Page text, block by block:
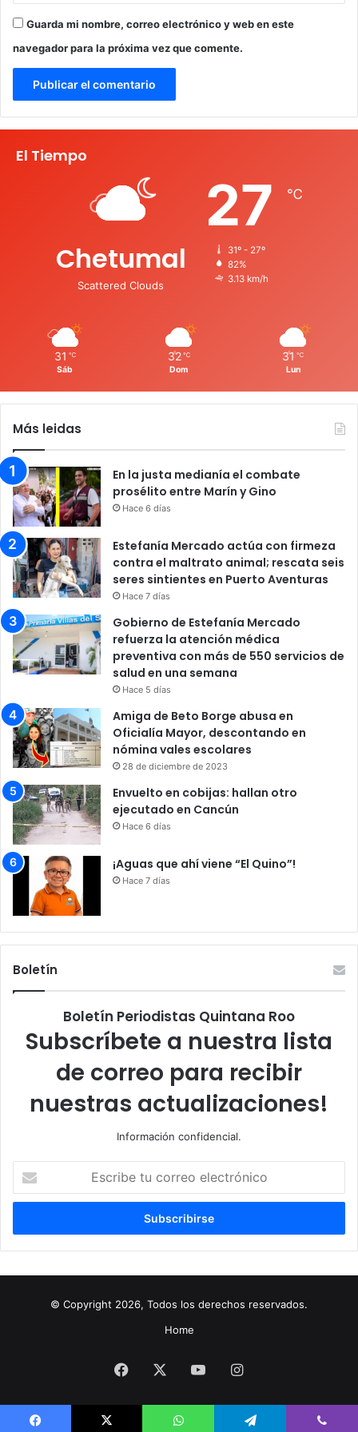
Guarda mi nombre, correo electrónico y web en este
navegador para la próxima vez que comente.
El Tiempo
Chetumal
Scattered Clouds
27 ℃
31º - 27º
82%
3.13 km/h
31 ℃
Sáb
32 ℃
Dom
31 ℃
Lun
Más leidas
En la justa medianía el combate
prosélito entre Marín y Gino
Hace 6 días
Estefanía Mercado actúa con firmeza
contra el maltrato animal; rescata seis
seres sintientes en Puerto Aventuras
Hace 7 días
Gobierno de Estefanía Mercado
refuerza la atención médica
preventiva con más de 550 servicios de
salud en una semana
Hace 5 días
Amiga de Beto Borge abusa en
Oficialía Mayor, descontando en
nómina vales escolares
28 de diciembre de 2023
Envuelto en cobijas: hallan otro
ejecutado en Cancún
Hace 6 días
¡Aguas que ahí viene “El Quino”!
Hace 7 días
Boletín
Boletín Periodistas Quintana Roo
Subscríbete a nuestra lista
de correo para recibir
nuestras actualizaciones!
Información confidencial.
correo
© Copyright 2026, Todos los derechos reservados.
Home
Facebook YouTubeInstagram